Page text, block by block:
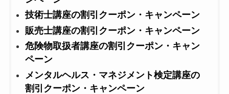
技術士講座の割引クーポン・キャンペーン
販売士講座の割引クーポン・キャンペーン
危険物取扱者講座の割引クーポン・キャン
ペーン
メンタルヘルス・マネジメント検定講座の
割引クーポン・キャンペーン